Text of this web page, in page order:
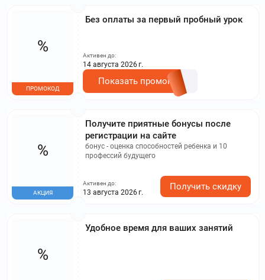
Без оплаты за первый пробный урок
%
ПРОМОКОД
Активен до:
14 августа 2026 г.
Показать промокод
Получите приятные бонусы после
регистрации на сайте
бонус - оценка способностей ребенка и 10
профессий будущего
%
АКЦИЯ
Активен до:
13 августа 2026 г.
Получить скидку
Удобное время для ваших занятий
%